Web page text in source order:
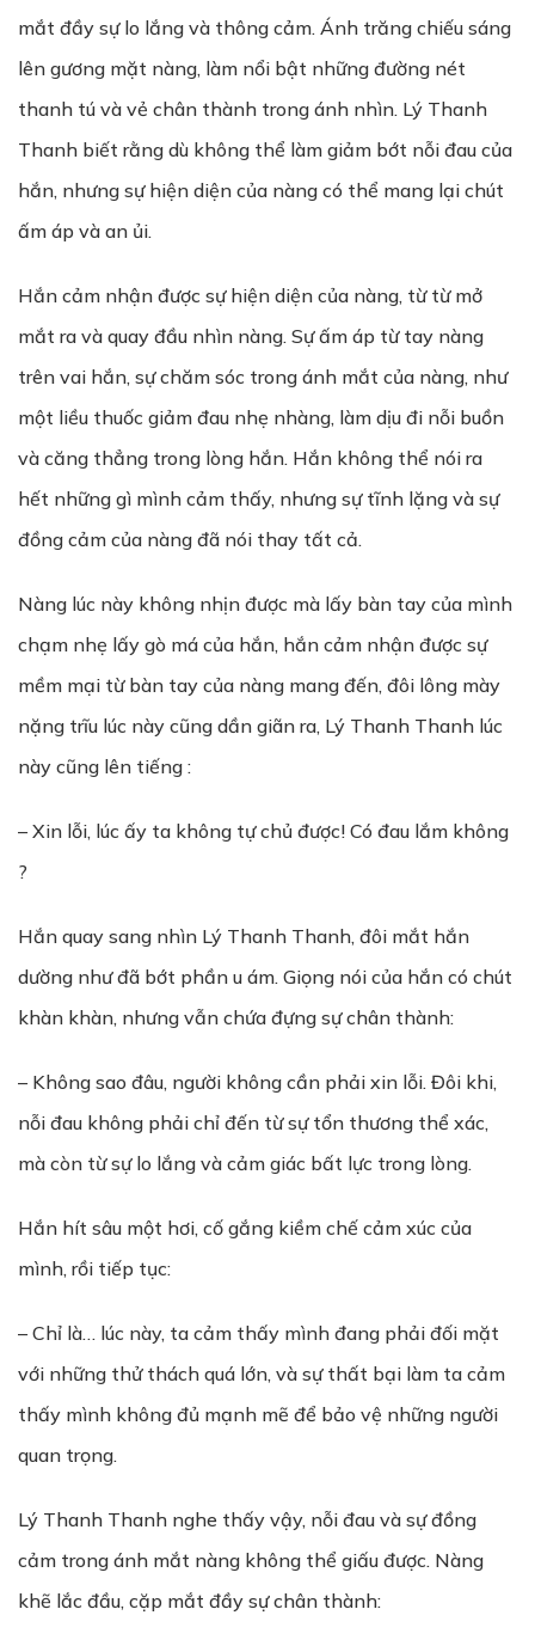
mắt đầy sự lo lắng và thông cảm. Ánh trăng chiếu sáng
lên gương mặt nàng, làm nổi bật những đường nét
thanh tú và vẻ chân thành trong ánh nhìn. Lý Thanh
Thanh biết rằng dù không thể làm giảm bớt nỗi đau của
hắn, nhưng sự hiện diện của nàng có thể mang lại chút
ấm áp và an ủi.
Hắn cảm nhận được sự hiện diện của nàng, từ từ mở
mắt ra và quay đầu nhìn nàng. Sự ấm áp từ tay nàng
trên vai hắn, sự chăm sóc trong ánh mắt của nàng, như
một liều thuốc giảm đau nhẹ nhàng, làm dịu đi nỗi buồn
và căng thẳng trong lòng hắn. Hắn không thể nói ra
hết những gì mình cảm thấy, nhưng sự tĩnh lặng và sự
đồng cảm của nàng đã nói thay tất cả.
Nàng lúc này không nhịn được mà lấy bàn tay của mình
chạm nhẹ lấy gò má của hắn, hắn cảm nhận được sự
mềm mại từ bàn tay của nàng mang đến, đôi lông mày
nặng trĩu lúc này cũng dần giãn ra, Lý Thanh Thanh lúc
này cũng lên tiếng :
– Xin lỗi, lúc ấy ta không tự chủ được! Có đau lắm không
?
Hắn quay sang nhìn Lý Thanh Thanh, đôi mắt hắn
dường như đã bớt phần u ám. Giọng nói của hắn có chút
khàn khàn, nhưng vẫn chứa đựng sự chân thành:
– Không sao đâu, người không cần phải xin lỗi. Đôi khi,
nỗi đau không phải chỉ đến từ sự tổn thương thể xác,
mà còn từ sự lo lắng và cảm giác bất lực trong lòng.
Hắn hít sâu một hơi, cố gắng kiềm chế cảm xúc của
mình, rồi tiếp tục:
– Chỉ là… lúc này, ta cảm thấy mình đang phải đối mặt
với những thử thách quá lớn, và sự thất bại làm ta cảm
thấy mình không đủ mạnh mẽ để bảo vệ những người
quan trọng.
Lý Thanh Thanh nghe thấy vậy, nỗi đau và sự đồng
cảm trong ánh mắt nàng không thể giấu được. Nàng
khẽ lắc đầu, cặp mắt đầy sự chân thành: